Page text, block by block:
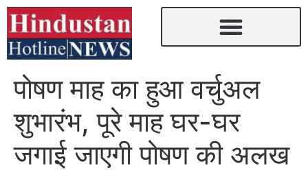
पोषण माह का हुआ वर्चुअल
शुभारंभ, पूरे माह घर-घर
जगाई जाएगी पोषण की अलख